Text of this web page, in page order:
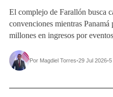
El complejo de Farallón busca
convenciones mientras
millones en ingresos por
Por Magdiel Torres•29 Jul 2026•5